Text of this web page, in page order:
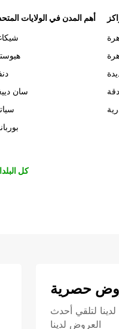
أهم المدن في الولايات
سان
كل
حصرية
لتلقي أحدث
العروض لدينا